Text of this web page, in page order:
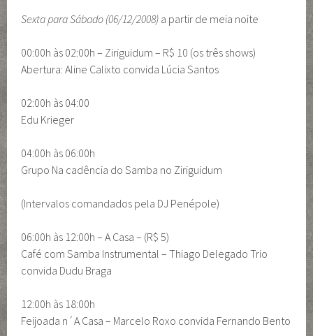
Sexta para Sábado (06/12/2008) a partir de meia noite
00:00h às 02:00h – Ziriguidum – R$ 10 (os três shows)
Abertura: Aline Calixto convida Lúcia Santos
02:00h às 04:00
Edu Krieger
04:00h às 06:00h
Grupo Na cadência do Samba no Ziriguidum
(Intervalos comandados pela DJ Penépole)
06:00h às 12:00h – A Casa – (R$ 5)
Café com Samba Instrumental – Thiago Delegado Trio
convida Dudu Braga
12:00h às 18:00h
Feijoada n´A Casa – Marcelo Roxo convida Fernando Bento